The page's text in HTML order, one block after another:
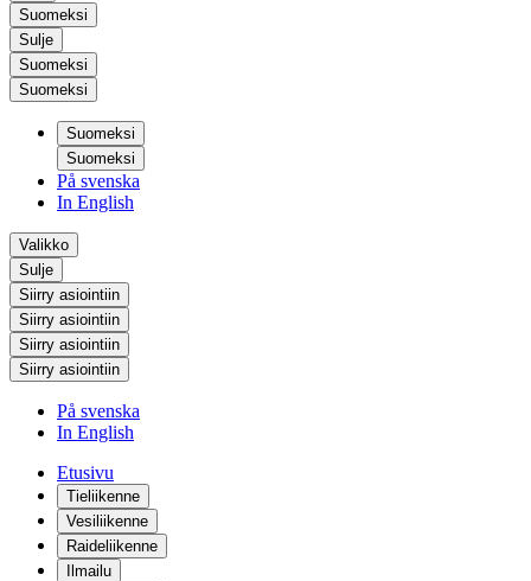
Suomeksi
Sulje
Suomeksi
Suomeksi
Suomeksi
Suomeksi
På svenska
In English
Valikko
Sulje
Siirry asiointiin
Siirry asiointiin
Siirry asiointiin
Siirry asiointiin
På svenska
In English
Etusivu
Tieliikenne
Vesiliikenne
Raideliikenne
Ilmailu